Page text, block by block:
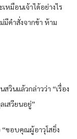
มือนเจ้าได้อย่างไร
คำสั่งจากข้า ห้าม
วินแล้วกล่าวว่า “เรื่อง
เสวียนอยู่”
ขอบคุณผู้อาวุโสยิ่ง